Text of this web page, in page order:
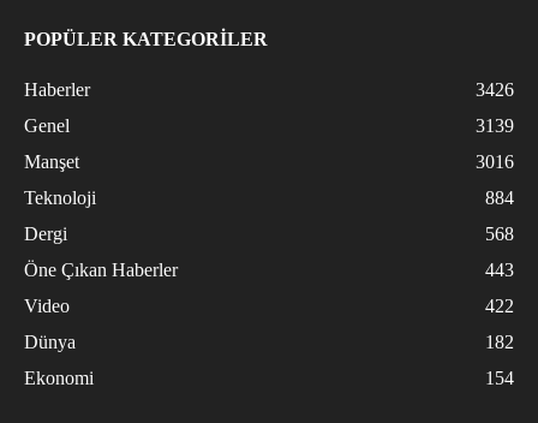
POPÜLER KATEGORİLER
Haberler
3426
Genel
3139
Manşet
3016
Teknoloji
884
Dergi
568
Öne Çıkan Haberler
443
Video
422
Dünya
182
Ekonomi
154